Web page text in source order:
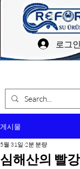
로그인
게시물
심해산의 빨
5월 31일 2분 분량